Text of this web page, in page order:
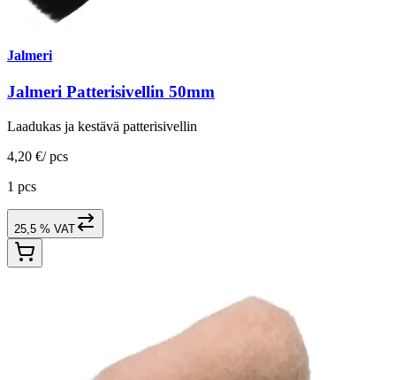
Jalmeri
Jalmeri Patterisivellin 50mm
Laadukas ja kestävä patterisivellin
4,20 €/ pcs
1 pcs
25,5 % VAT